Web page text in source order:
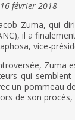
février 2018
Zuma, qui
il a
vice-
Zuma
qui
un pommeau
de son